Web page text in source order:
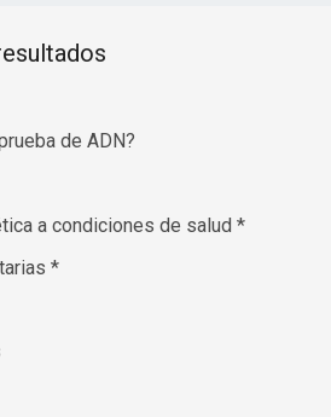
de ADN?
a condiciones de salud*
*